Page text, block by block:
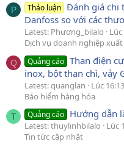
P Thảo luận Đánh giá chi
Danfoss so với các
Latest: Phương_bilalo
Dịch vụ doanh nghiệp
Q Quảng cáo Than điện
inox, bột than chì, vảy
Latest: quanglan
Lúc
Bảo hiểm hàng hóa
T Quảng cáo Hướng dẫn
Latest: thuylinhbilalo
Lúc
Tin tức cập nhật